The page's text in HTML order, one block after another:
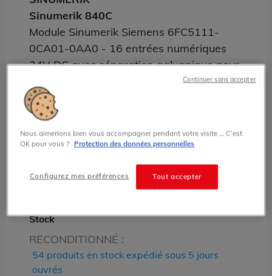
Sinumerik 840C
Module Sinumerik Siemens 6FC5111-
0CA01-0AA0 - 16 entrées numériques
24V DC avec séparation galvanique pour
Grade:
125.00 € HT prix tarif
Stock
RECONDITIONNÉ :
54 produits en stock expédié sous 5 jours
ouvrés
Nous aimerions bien vous accompagner pendant votre visite … C’est
OK pour vous ? Protection des données personnelles
Tout accepter
Configurez mes préférences
Continuer sans accepter